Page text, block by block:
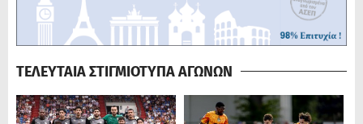
ΤΕΛΕΥΤΑΙΑ ΣΤΙΓΜΙΟΤΥΠΑ ΑΓΩΝΩΝ